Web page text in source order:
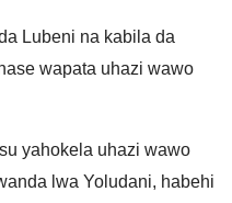
Lubeni na kabila da
wapata uhazi wawo
yahokela uhazi wawo
lwa Yoludani, habehi